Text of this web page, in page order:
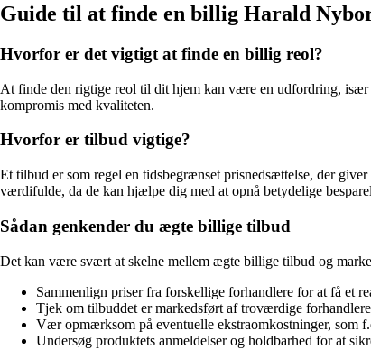
Guide til at finde en billig Harald
Hvorfor er det vigtigt at finde en billig reol?
At finde den rigtige reol til dit hjem kan være en udfordring, især
kompromis med kvaliteten.
Hvorfor er tilbud vigtige?
Et tilbud er som regel en tidsbegrænset prisnedsættelse, der
værdifulde, da de kan hjælpe dig med at opnå betydelige
Sådan genkender du ægte billige tilbud
Det kan være svært at skelne mellem ægte billige tilbud og
Sammenlign priser fra forskellige forhandlere for at få et
Tjek om tilbuddet er markedsført af troværdige
Vær opmærksom på eventuelle ekstraomkostninger, som
Undersøg produktets anmeldelser og holdbarhed for at